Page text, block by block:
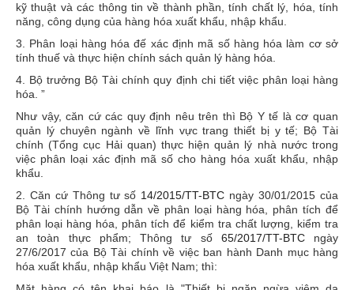
kỹ thuật và các thông tin về thành phần, tính chất lý, hóa, tính
năng, công dụng của hàng hóa xuất khẩu, nhập khẩu.
3. Phân loại hàng hóa đế xác định mã số hàng hóa làm cơ sở
tính thuế và thực hiện chính sách quản lý hàng hóa.
4. Bộ trưởng Bộ Tài chính quy định chi tiết việc phân loại hàng
hóa. ”
Như vậy, căn cứ các quy định nêu trên thì Bộ Y tế là cơ quan
quản lý chuyên ngành về lĩnh vực trang thiết bị y tế; Bộ Tài
chính (Tổng cục Hải quan) thực hiện quản lý nhà nước trong
việc phân loại xác định mã số cho hàng hóa xuất khẩu, nhập
khẩu.
2. Căn cứ Thông tư số 14/2015/TT-BTC ngày 30/01/2015 của
Bộ Tài chính hướng dẫn về phân loại hàng hóa, phân tích để
phân loại hàng hóa, phân tích để kiểm tra chất lượng, kiểm tra
an toàn thực phẩm; Thông tư số 65/2017/TT-BTCngày
27/6/2017 của Bộ Tài chính về việc ban hành Danh mục hàng
hóa xuất khẩu, nhập khẩu Việt Nam; thì: